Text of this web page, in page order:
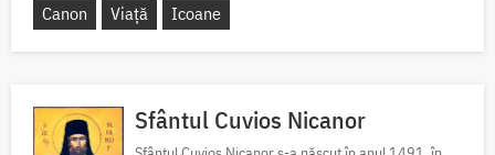
Canon Viață Icoane
Sfântul Cuvios Nicanor